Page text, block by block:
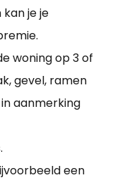
kan je je
woning op 3 of
gevel, ramen
aanmerking
een